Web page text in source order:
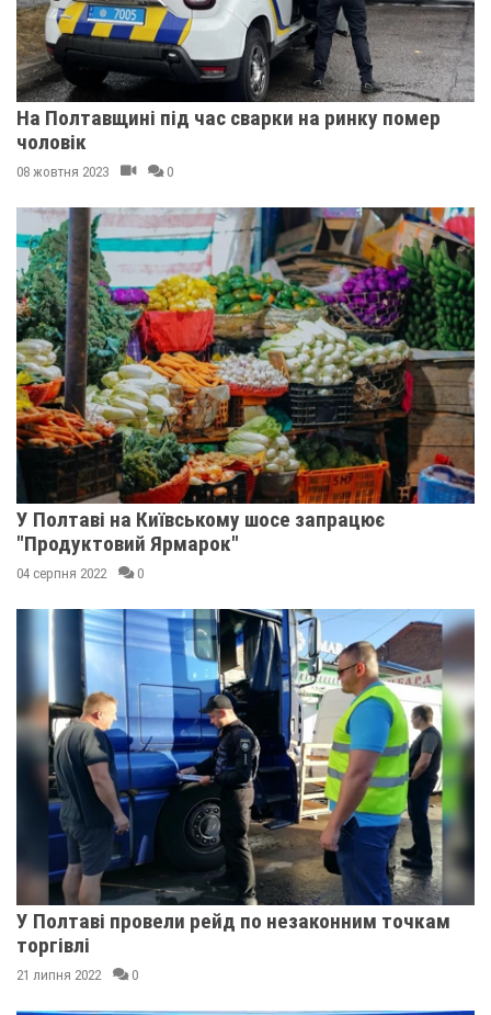
На Полтавщині під час сварки на ринку помер
чоловік
08 жовтня 2023 0
У Полтаві на Київському шосе запрацює
"Продуктовий Ярмарок"
04 серпня 2022 0
У Полтаві провели рейд по незаконним точкам
торгівлі
21 липня 2022 0